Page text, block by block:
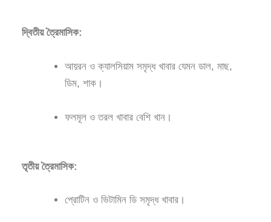
দ্বিতীয় ত্রৈমাসিক:
আয়রন ও ক্যালসিয়াম সমৃদ্ধ খাবার যেমন ডাল, মাছ,
ডিম, শাক।
ফলমূল ও তরল খাবার বেশি খান।
তৃতীয় ত্রৈমাসিক:
প্রোটিন ও ভিটামিন ডি সমৃদ্ধ খাবার।